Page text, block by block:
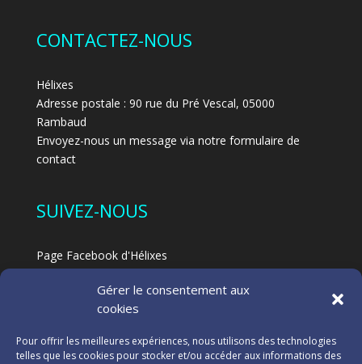
Gérer le consentement aux
cookies
Pour offrir les meilleures expériences, nous utilisons des technologies
telles que les cookies pour stocker et/ou accéder aux informations des
CONTACTEZ-NOUS
Hélixes
Adresse postale : 90 rue du Pré Vescal, 05000
Rambaud
Envoyez-nous un message via notre formulaire de
contact
SUIVEZ-NOUS
Page Facebook d'Hélixes
Page Facebook dédiée au Feldenkrais à Hélixes
NOS PARTENAIRES